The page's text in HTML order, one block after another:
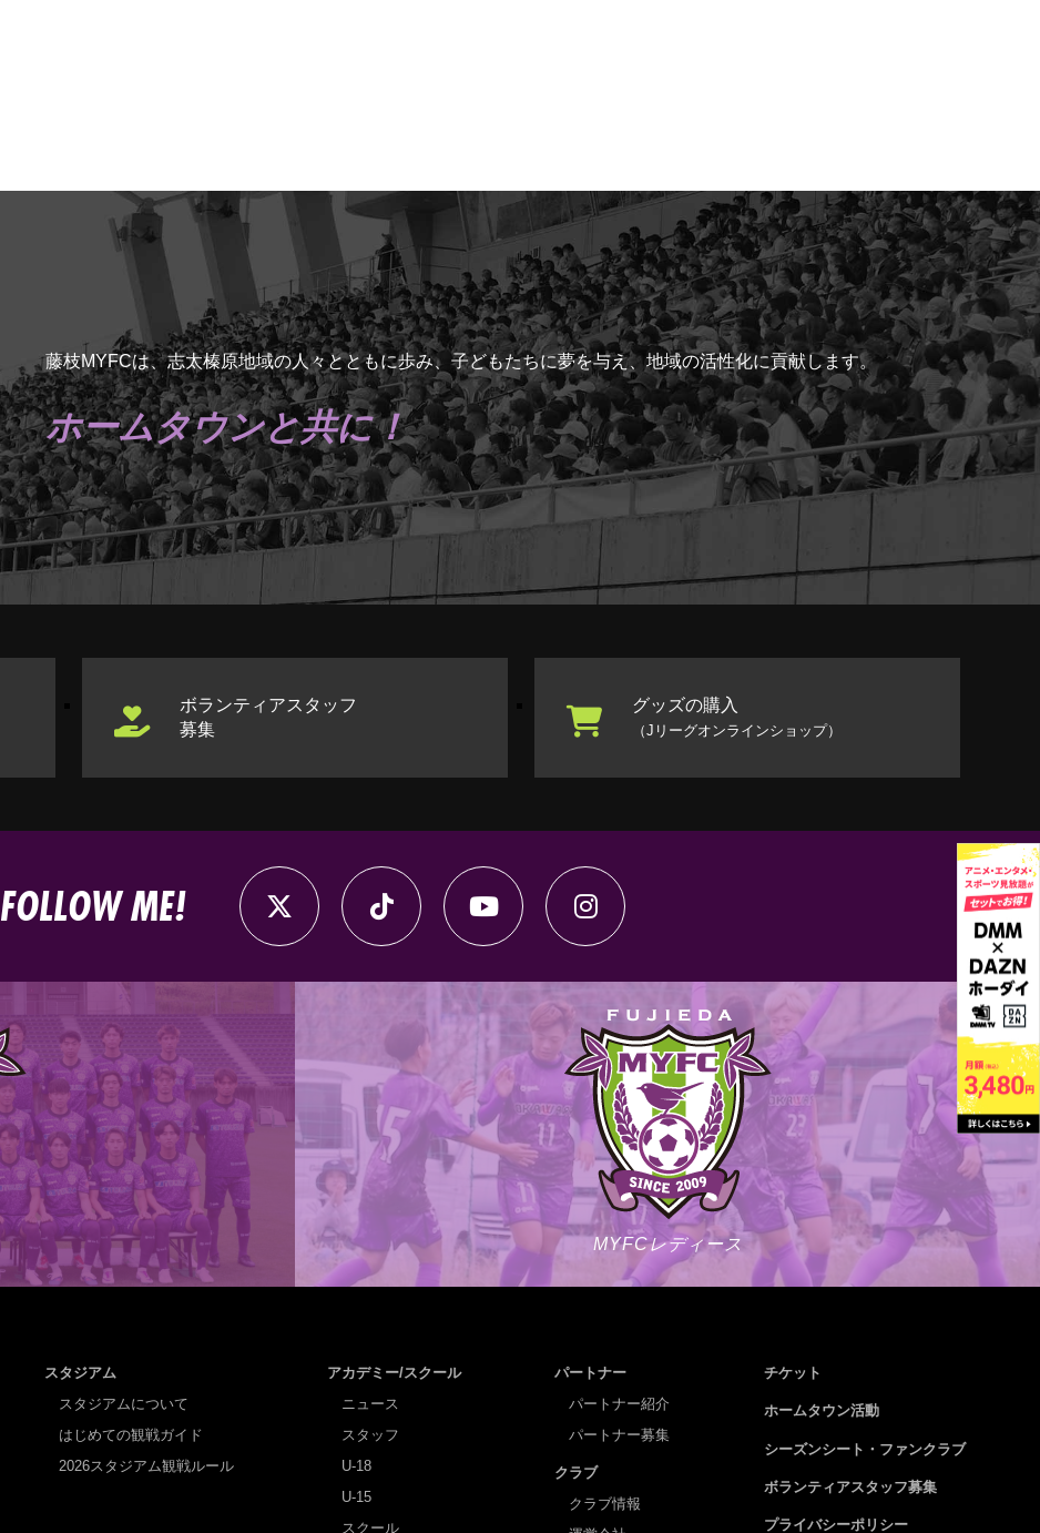
藤枝MYFCは、志太榛原地域の人々とともに歩み、子どもたちに夢を与え、地域の活性化に貢献します。
ホームタウンと共に！
ボランティアスタッフ
募集
グッズの購入
（Jリーグオンラインショップ）
FOLLOW ME!
MYFCレディース
スタジアム
スタジアムについて
はじめての観戦ガイド
2026スタジアム観戦ルール
アカデミー/スクール
ニュース
スタッフ
U-18
U-15
スクール
パートナー
パートナー紹介
パートナー募集
クラブ
クラブ情報
チケット
ホームタウン活動
シーズンシート・ファンクラブ
ボランティアスタッフ募集
プライバシーポリシー